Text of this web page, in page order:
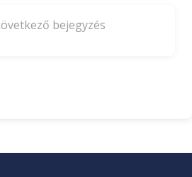
bejegyzés